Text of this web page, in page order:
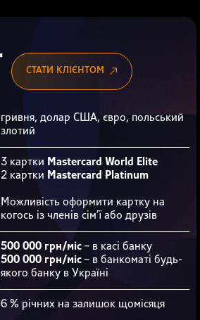
СТАТИ КЛІЄНТОМ
гривня, долар США, євро, польський
злотий
3 картки Mastercard World Elite
2 картки Mastercard Platinum
Можливість оформити картку на
когось із членів сім’ї або друзів
500 000 грн/мiс – в касі банку
500 000 грн/мiс – в банкоматі будь-
якого банку в Україні
6 % річних на залишок щомісяця